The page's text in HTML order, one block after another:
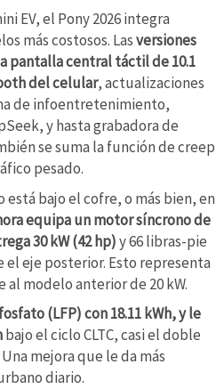
EV, el Pony 2026 integra
más costosos. Lasversiones
pantalla central táctil de 10.1
del celular, actualizaciones
de infoentretenimiento,
y hasta grabadora de
se suma la función de creep
pesado.
está bajo el cofre, o más bien, en
equipa un motor síncrono de
30 kW (42 hp)y 66 libras-pie
eje posterior. Esto representa
modelo anterior de 20 kW.
(LFP) con 18.11 kWh, y le
bajo el ciclo CLTC, casi el doble
mejora que le da más
diario.